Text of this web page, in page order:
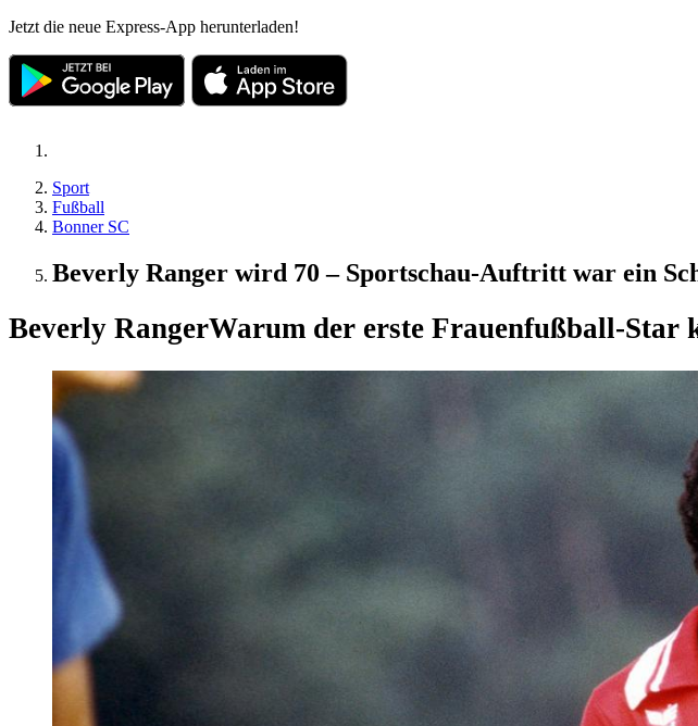
Jetzt die neue Express-App herunterladen!
Sport
Fußball
Bonner SC
Beverly Ranger wird 70 – Sportschau-Auftritt war ein
Beverly RangerWarum der erste Frauenfußball-Star